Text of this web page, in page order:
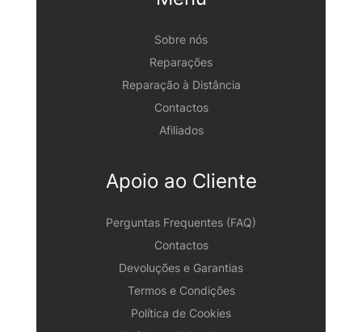
Sobre nós
Reparações
Reparação à Distância
Contactos
Afiliados
Apoio ao Cliente
Perguntas Frequentes (FAQ)
Contactos
Devoluções e Garantias
Termos e Condições
Política de Cookies